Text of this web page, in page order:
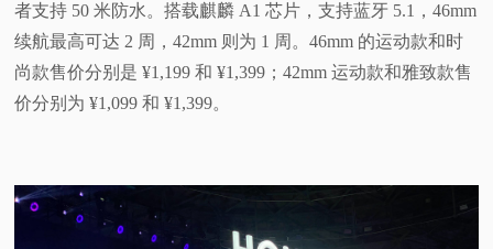
者支持 50 米防水。搭载麒麟 A1 芯片，支持蓝牙 5.1，46mm
续航最高可达 2 周，42mm 则为 1 周。46mm 的运动款和时
尚款售价分别是 ¥1,199 和 ¥1,399；42mm 运动款和雅致款售
价分别为 ¥1,099 和 ¥1,399。